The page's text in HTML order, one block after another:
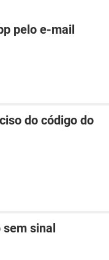
pelo e-mail
do código do
sem sinal